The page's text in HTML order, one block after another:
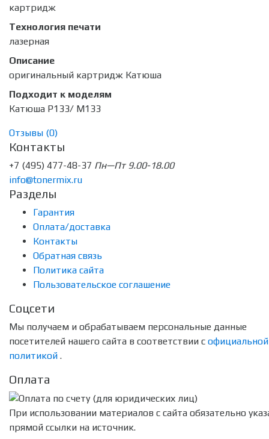
картридж
Технология печати
лазерная
Описание
оригинальный картридж Катюша
Подходит к моделям
Катюша P133/ M133
Отзывы (0)
Контакты
+7 (495) 477-48-37 Пн—Пт 9.00-18.00
info@tonermix.ru
Разделы
Гарантия
Оплата/доставка
Контакты
Обратная связь
Политика сайта
Пользовательское соглашение
Соцсети
Мы получаем и обрабатываем персональные данные
посетителей нашего сайта в соответствии с официальной
политикой .
Оплата
При использовании материалов с сайта обязательно
прямой ссылки на источник.